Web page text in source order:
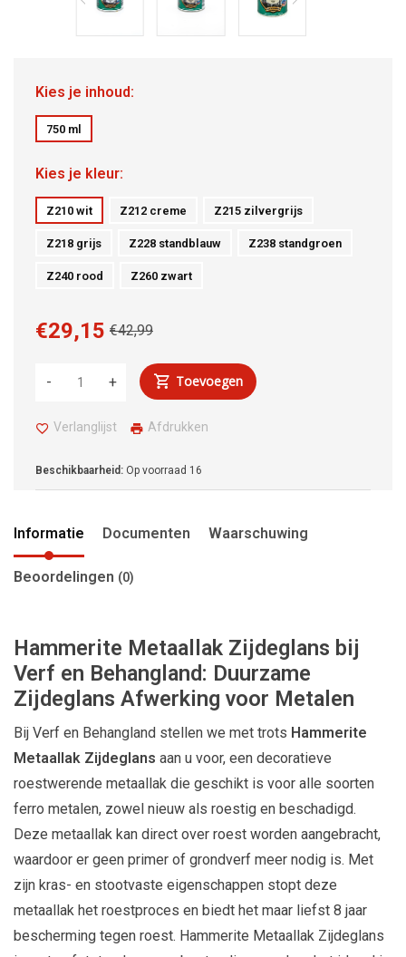
Kies je inhoud:
750 ml
Kies je kleur:
Z210 wit Z212 creme Z215 zilvergrijs
Z218 grijs Z228 standblauw Z238 standgroen
Z240 rood Z260 zwart
€42,99
€29,15
+
- Toevoegen
Verlanglijst Afdrukken
Beschikbaarheid: Op voorraad 16
Informatie Documenten Waarschuwing
Beoordelingen (0)
Hammerite Metaallak Zijdeglans bij
Verf en Behangland: Duurzame
Zijdeglans Afwerking voor Metalen
Bij Verf en Behangland stellen we met trots Hammerite
Metaallak Zijdeglans aan u voor, een decoratieve
roestwerende metaallak die geschikt is voor alle soorten
ferro metalen, zowel nieuw als roestig en beschadigd.
Deze metaallak kan direct over roest worden aangebracht,
waardoor er geen primer of grondverf meer nodig is. Met
zijn kras- en stootvaste eigenschappen stopt deze
metaallak het roestproces en biedt het maar liefst 8 jaar
bescherming tegen roest. Hammerite Metaallak Zijdeglans